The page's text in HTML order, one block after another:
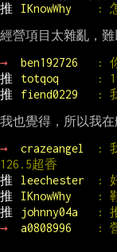
推
IKnowWhy
:
經營項目太雜亂，難
→
ben192726
:
推
totqoq
:
推
fiend0229
:
我也覺得，所以我在
→
crazeangel
:
126.5超香
推
leechester
:
推
IKnowWhy
:
推
johnny04a
:
→
a0808996 :